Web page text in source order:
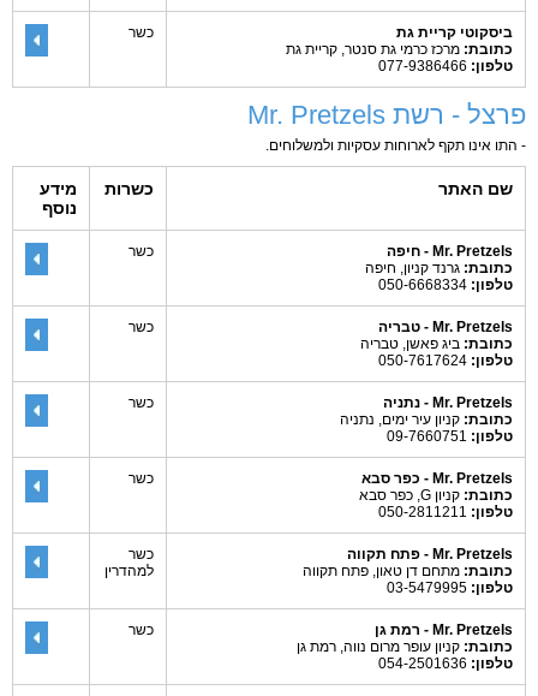
ביסקוטי קריית גת
כתובת: מרכז כרמי גת סנטר, קריית גת
טלפון:
כשר
פרצל - רשת Mr. Pretzels
- התו אינו תקף לארוחות עסקיות ולמשלוחים.
שם האתר כשרות
מידע
נוסף
Mr. Pretzels - חיפה
כתובת: גרנד קניון, חיפה
טלפון:
כשר
Mr. Pretzels - טבריה
כתובת: ביג פאשן, טבריה
טלפון:
כשר
Mr. Pretzels - נתניה
כתובת: קניון עיר ימים, נתניה
טלפון:
כשר
Mr. Pretzels - כפר סבא
כתובת: קניון G, כפר סבא
טלפון:
כשר
Mr. Pretzels - פתח תקווה
כתובת: מתחם דן טאון, פתח תקווה
טלפון:
כשר
למהדרין
Mr. Pretzels - רמת גן
כתובת: קניון עופר מרום נווה, רמת גן
טלפון:
כשר